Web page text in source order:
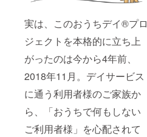
実は、このおうちデイ®️プロ
ジェクトを本格的に立ち上
がったのは今から4年前、
2018年11月。デイサービス
に通う利用者様のご家族か
ら、「おうちで何もしない
ご利用者様」を心配されて